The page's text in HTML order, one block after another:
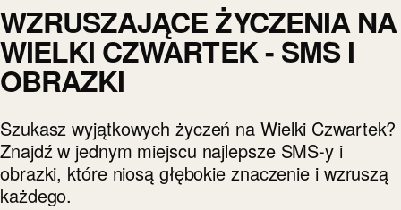
WZRUSZAJĄCE ŻYCZENIA NA
WIELKI CZWARTEK - SMS I
OBRAZKI
Szukasz wyjątkowych życzeń na Wielki Czwartek?
Znajdź w jednym miejscu najlepsze SMS-y i
obrazki, które niosą głębokie znaczenie i wzruszą
każdego.